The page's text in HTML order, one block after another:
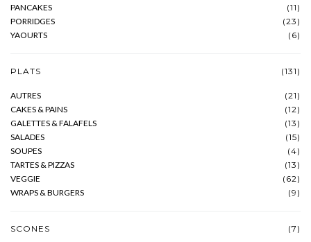
PANCAKES
(11)
PORRIDGES
(23)
YAOURTS
(6)
PLATS (131)
AUTRES
(21)
CAKES & PAINS
(12)
GALETTES & FALAFELS
(13)
SALADES
(15)
SOUPES
(4)
TARTES & PIZZAS
(13)
VEGGIE
(62)
WRAPS & BURGERS
(9)
SCONES (7)